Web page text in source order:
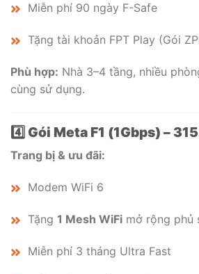
Miễn phí 90 ngày F-Safe
Tặng tài khoản FPT Play (Gói
Phù hợp: Nhà 3–4 tầng, nhiều
cùng sử dụng.
4️⃣ Gói Meta F1 (1Gbps) –
Trang bị & ưu đãi:
Modem WiFi 6
Tặng 1 Mesh WiFi mở rộng phủ
Miễn phí 3 tháng Ultra Fast